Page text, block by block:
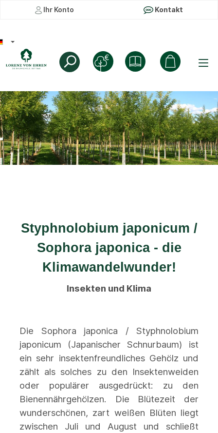
Ihr Konto Kontakt
Styphnolobium japonicum /
Sophora japonica - die
Klimawandelwunder!
Insekten und Klima
Die Sophora japonica / Styphnolobium
japonicum (Japanischer Schnurbaum) ist
ein sehr insektenfreundliches Gehölz und
zählt als solches zu den Insektenweiden
oder populärer ausgedrückt: zu den
Bienennährgehölzen. Die Blütezeit der
wunderschönen, zart weißen Blüten liegt
zwischen Juli und August und schließt